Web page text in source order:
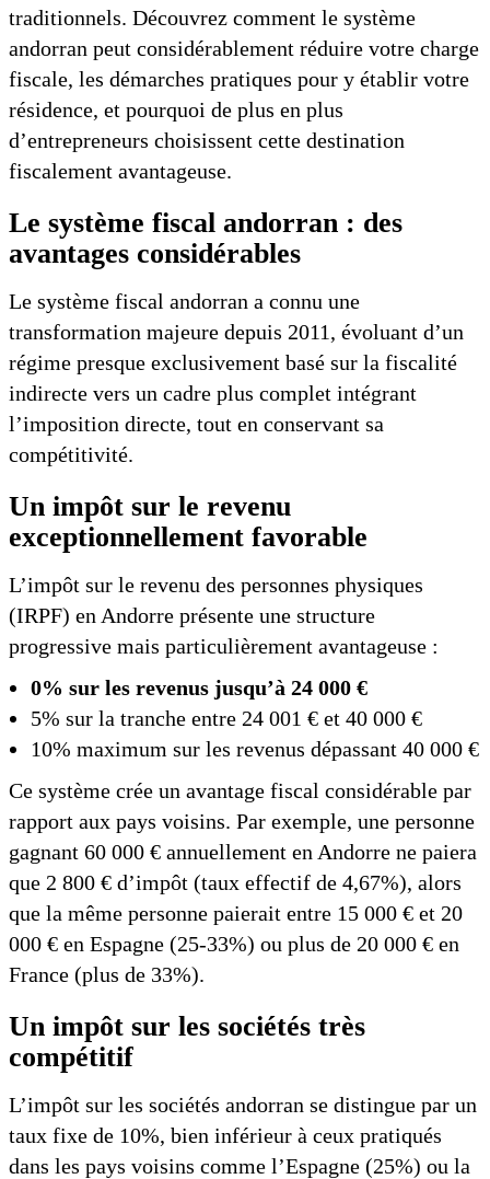
traditionnels. Découvrez comment le système
andorran peut considérablement réduire votre charge
fiscale, les démarches pratiques pour y établir votre
résidence, et pourquoi de plus en plus
d’entrepreneurs choisissent cette destination
fiscalement avantageuse.
Le système fiscal andorran : des
avantages considérables
Le système fiscal andorran a connu une
transformation majeure depuis 2011, évoluant d’un
régime presque exclusivement basé sur la fiscalité
indirecte vers un cadre plus complet intégrant
l’imposition directe, tout en conservant sa
compétitivité.
Un impôt sur le revenu
exceptionnellement favorable
L’impôt sur le revenu des personnes physiques
(IRPF) en Andorre présente une structure
progressive mais particulièrement avantageuse :
0% sur les revenus jusqu’à 24 000 €
5% sur la tranche entre 24 001 € et 40 000 €
10% maximum sur les revenus dépassant 40 000 €
Ce système crée un avantage fiscal considérable par
rapport aux pays voisins. Par exemple, une personne
gagnant 60 000 € annuellement en Andorre ne paiera
que 2 800 € d’impôt (taux effectif de 4,67%), alors
que la même personne paierait entre 15 000 € et 20
000 € en Espagne (25-33%) ou plus de 20 000 € en
France (plus de 33%).
Un impôt sur les sociétés très
compétitif
L’impôt sur les sociétés andorran se distingue par un
taux fixe de 10%, bien inférieur à ceux pratiqués
dans les pays voisins comme l’Espagne (25%) ou la